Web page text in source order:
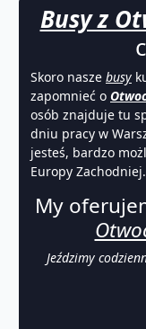
Busy z
Skoro nasze busy
zapomnieć o
osób znajduje tu
dniu pracy w
jesteś, bardzo
Europy Zachodniej.
My
Jeździmy